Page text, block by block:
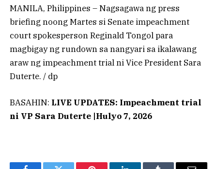
MANILA, Philippines – Nagsagawa ng press
briefing noong Martes si Senate impeachment
court spokesperson Reginald Tongol para
magbigay ng rundown sa nangyari sa ikalawang
araw ng impeachment trial ni Vice President Sara
Duterte. / dp
BASAHIN: LIVE UPDATES: Impeachment trial
ni VP Sara Duterte |Hulyo 7, 2026